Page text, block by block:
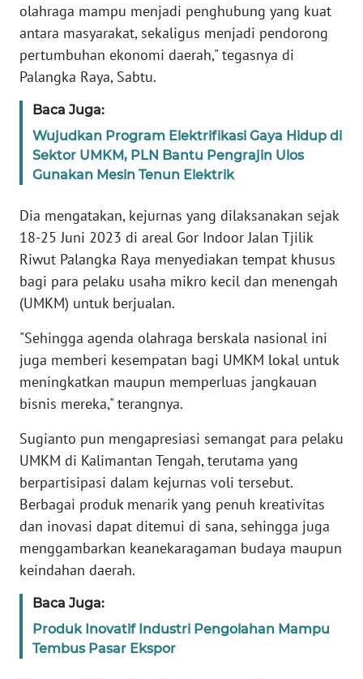
olahraga mampu menjadi penghubung yang kuat
antara masyarakat, sekaligus menjadi pendorong
pertumbuhan ekonomi daerah," tegasnya di
Palangka Raya, Sabtu.
Baca Juga:
Wujudkan Program Elektrifikasi Gaya Hidup di
Sektor UMKM, PLN Bantu Pengrajin Ulos
Gunakan Mesin Tenun Elektrik
Dia mengatakan, kejurnas yang dilaksanakan sejak
18-25 Juni 2023 di areal Gor Indoor Jalan Tjilik
Riwut Palangka Raya menyediakan tempat khusus
bagi para pelaku usaha mikro kecil dan menengah
(UMKM) untuk berjualan.
"Sehingga agenda olahraga berskala nasional ini
juga memberi kesempatan bagi UMKM lokal untuk
meningkatkan maupun memperluas jangkauan
bisnis mereka," terangnya.
Sugianto pun mengapresiasi semangat para pelaku
UMKM di Kalimantan Tengah, terutama yang
berpartisipasi dalam kejurnas voli tersebut.
Berbagai produk menarik yang penuh kreativitas
dan inovasi dapat ditemui di sana, sehingga juga
menggambarkan keanekaragaman budaya maupun
keindahan daerah.
Baca Juga:
Produk Inovatif Industri Pengolahan Mampu
Tembus Pasar Ekspor
SUMUT
WN
JAKARTA
WN
JABAR
BANTEN
WN
NTT
KEPRI
WN
PAPUA
WN
PAPUA
BARAT
WN
SERAMBI
WN